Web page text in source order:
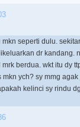
seperti dulu.
dr kandang.
berdua. wkt itu dy
ych? sy mmg
kelinci sy rindu